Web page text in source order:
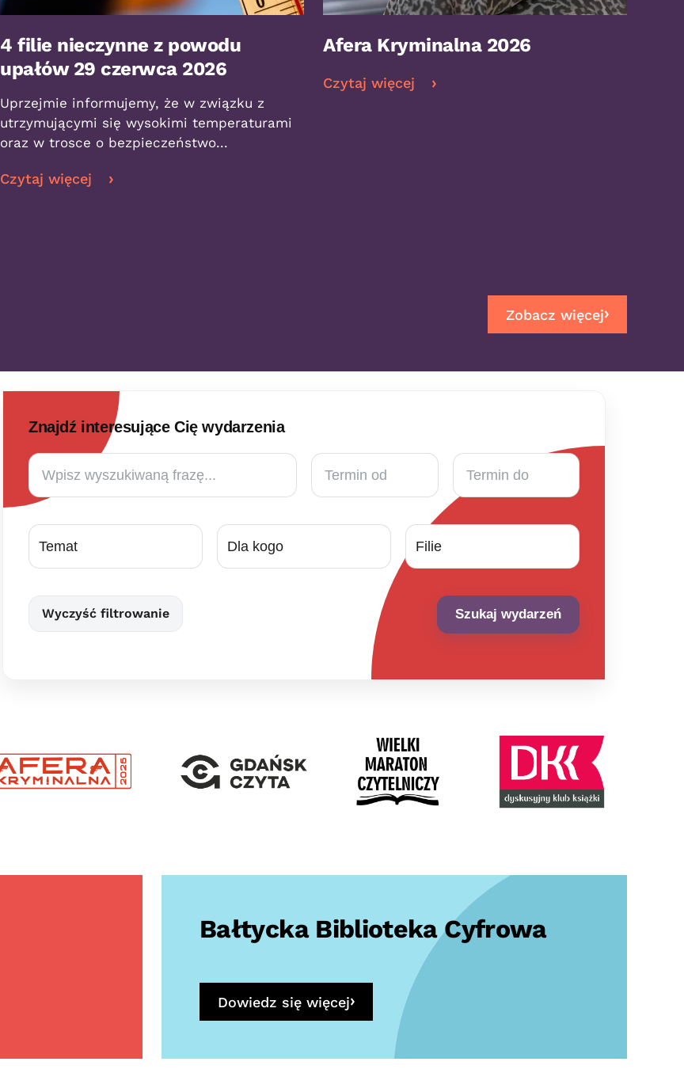
4 filie nieczynne z powodu
upałów 29 czerwca 2026
Uprzejmie informujemy, że w związku z
utrzymującymi się wysokimi temperaturami
oraz w trosce o bezpieczeństwo...
Czytaj więcej
Afera Kryminalna 2026
Czytaj więcej
Zobacz więcej
Znajdź interesujące Cię wydarzenia
Termin
Termin
Wyczyść filtrowanie
Bałtycka Biblioteka Cyfrowa
Dowiedz się więcej